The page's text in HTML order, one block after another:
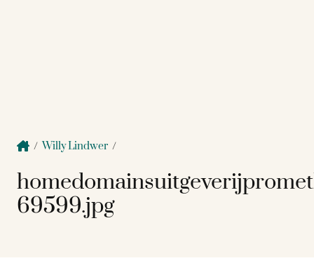
/Willy Lindwer /
69599.jpg